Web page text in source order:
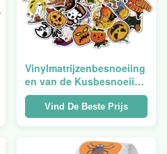
Vinylmatrijzenbesnoeiing
en van de Kusbesnoeiing
de Druk Vinyl Persoonlijk
van het Bedrijfs
stickerblad Individueel
Vind De Beste Prijs